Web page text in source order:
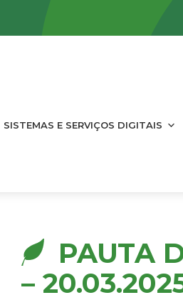
SISTEMAS E SERVIÇOS DIGITAIS
PAUTA
–